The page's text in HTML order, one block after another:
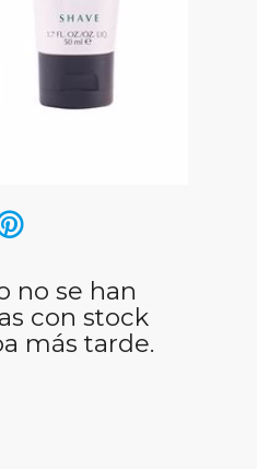
no se han
con stock
más tarde.